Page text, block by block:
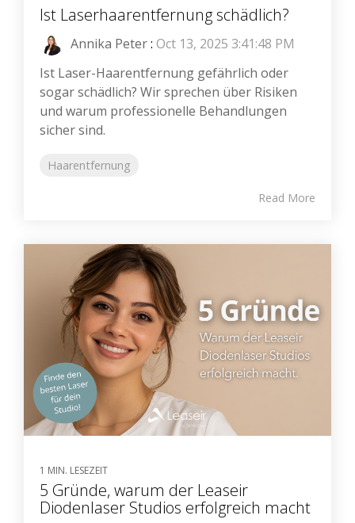
Ist Laserhaarentfernung schädlich?
Annika Peter: Oct 13, 2025 3:41:48 PM
Ist Laser-Haarentfernung gefährlich oder
sogar schädlich? Wir sprechen über Risiken
und warum professionelle Behandlungen
sicher sind.
Haarentfernung
Read More
1 MIN. LESEZEIT
5 Gründe, warum der Leaseir
Diodenlaser Studios erfolgreich macht